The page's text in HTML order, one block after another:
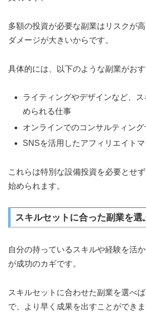
多額の投資が必要な副業はリスクが
ダメージが大きいからです。
具体的には、以下のような副業がおす
ライティングやデザインなど、
められる仕事
オンラインでのコンサルティング
SNSを活用したアフィリエイト
これらは特別な設備投資を必要とせ
始められます。
スキルセットに合った副業を選
自分の持っているスキルや経験を活
が成功のカギです。
スキルセットに合わせた副業を選べ
で、より早く成果を出すことができま